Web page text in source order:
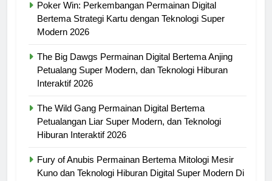
Poker Win: Perkembangan Permainan Digital
Bertema Strategi Kartu dengan Teknologi Super
Modern 2026
The Big Dawgs Permainan Digital Bertema Anjing
Petualang Super Modern, dan Teknologi Hiburan
Interaktif 2026
The Wild Gang Permainan Digital Bertema
Petualangan Liar Super Modern, dan Teknologi
Hiburan Interaktif 2026
Fury of Anubis Permainan Bertema Mitologi Mesir
Kuno dan Teknologi Hiburan Digital Super Modern Di